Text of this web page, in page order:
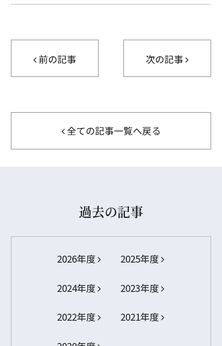
前の記事 次の記事
全ての記事一覧へ戻る
過去の記事
2026年度 2025年度
2024年度 2023年度
2022年度 2021年度